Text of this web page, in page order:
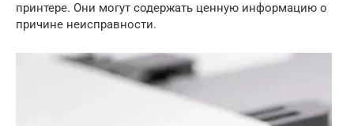
принтере. Они могут содержать ценную информацию о
причине неисправности.